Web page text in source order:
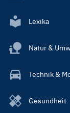
Lexika
Natur &
Technik &
Gesundheit